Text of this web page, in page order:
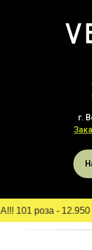
г.
роза - 12.950